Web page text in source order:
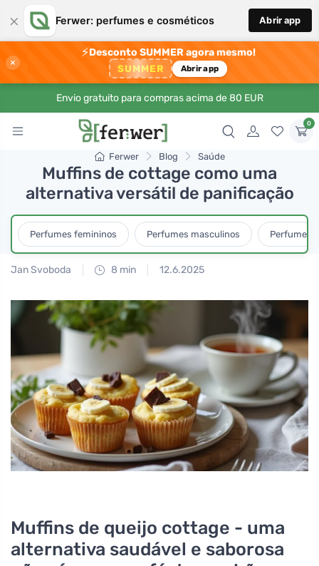
× Ferwer: perfumes e cosméticos Abrir app
×
⚡Desconto SUMMER agora mesmo!
SUMMER Abrir app
Envio gratuito para compras acima de 80 EUR
0
Ferwer Blog Saúde
Muffins de cottage como uma
alternativa versátil de panificação
Perfumes femininos Perfumes masculinos Perfumes
Jan Svoboda 8 min 12.6.2025
Muffins de queijo cottage - uma
alternativa saudável e saborosa